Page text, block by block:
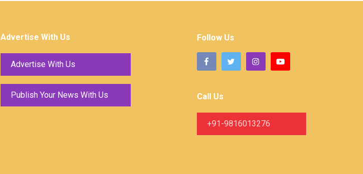
Advertise With Us
Advertise With Us
Publish Your News With Us
Follow Us
Call Us
+91-9816013276